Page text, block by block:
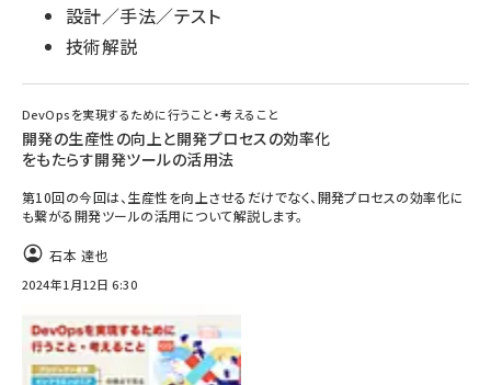
設計／手法／テスト
技術解説
DevOpsを実現するために行うこと・考えること
開発の生産性の向上と開発プロセスの効率化
をもたらす開発ツールの活用法
第10回の今回は、生産性を向上させるだけでなく、開発プロセスの効率化に
も繋がる開発ツールの活用について解説します。
石本 達也
2024年1月12日 6:30